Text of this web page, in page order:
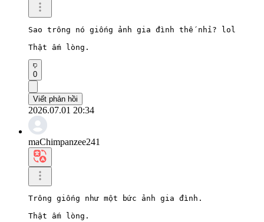
Sao trông nó giống ảnh gia đình thế nhỉ? lol
Thật ấm lòng.
0
Viết phản hồi
2026.07.01 20:34
maChimpanzee241
Trông giống như một bức ảnh gia đình.
Thật ấm lòng.